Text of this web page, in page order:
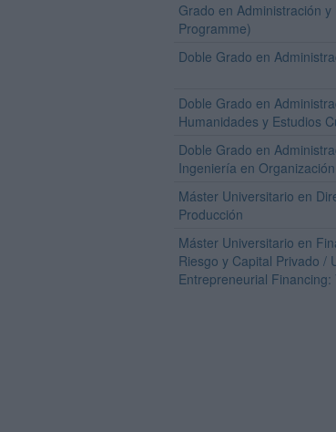
Grado en Administración
Programme)
Doble Grado en
Doble Grado en
Humanidades y Estudios
Doble Grado en
Ingeniería en
Máster Universitario en
Producción
Máster Universitario en
Riesgo y Capital Privado /
Entrepreneurial